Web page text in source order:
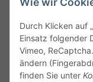
Leibnizstraße 2a
Germany
Phone:+49 40
Fax:+49 40 5281050
Email:sales@tow-
Durch Klicken auf
Einsatz folgender
Vimeo,
ändern
finden Sie unter